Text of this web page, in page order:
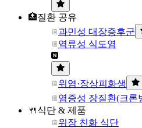
🏥질환 공유
과민성 대장증후군
역류성 식도염
위염·장상피화생
염증성 장질환(크론
🍴식단 & 제품
위장 친화 식단